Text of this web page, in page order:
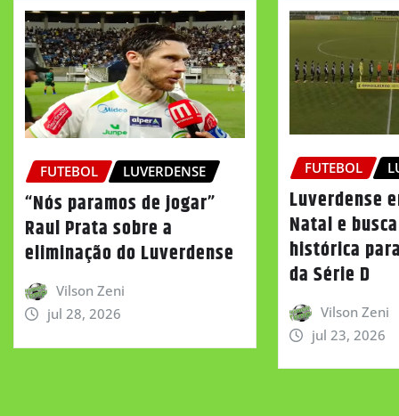
FUTEBOL LUVERDENSE
“Nós paramos de jogar”
Raul Prata sobre a
eliminação do Luverdense
Vilson Zeni
jul 28, 2026
FUTEBOL
Luverdense
Natal e
histórica
da Série D
Vilson Zeni
jul 23, 2026